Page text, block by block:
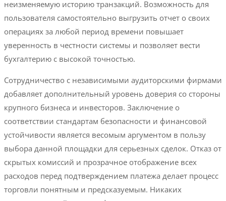
неизменяемую историю транзакций. Возможность для
пользователя самостоятельно выгрузить отчет о своих
операциях за любой период времени повышает
уверенность в честности системы и позволяет вести
бухгалтерию с высокой точностью.
Сотрудничество с независимыми аудиторскими фирмами
добавляет дополнительный уровень доверия со стороны
крупного бизнеса и инвесторов. Заключение о
соответствии стандартам безопасности и финансовой
устойчивости является весомым аргументом в пользу
выбора данной площадки для серьезных сделок. Отказ от
скрытых комиссий и прозрачное отображение всех
расходов перед подтверждением платежа делает процесс
торговли понятным и предсказуемым. Никаких